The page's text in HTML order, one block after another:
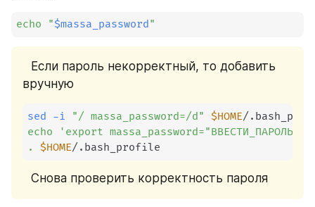
echo "$massa_password"
⠀Если пароль некорректный, то добавить
вручную
sed -i "/ massa_password=/d" $HOME
echo
'export massa_password="ВВЕСТИ_ПАРОЛЬ"'
.
$HOME/.bash_profile
⠀Снова проверить корректность пароля